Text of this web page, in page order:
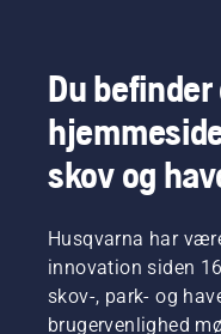
perfekt
Du
skov og
Husqvarna har
innovation siden
skov-, park- og
brugervenlighed